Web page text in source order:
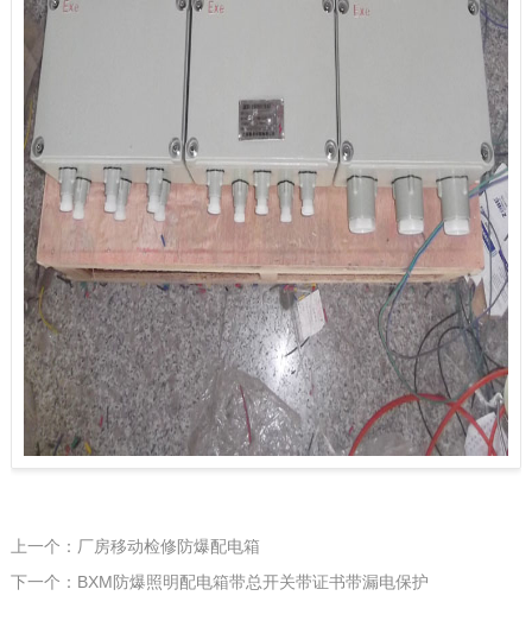
上一个：厂房移动检修防爆配电箱
下一个：BXM防爆照明配电箱带总开关带证书带漏电保护